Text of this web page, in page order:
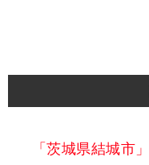
「茨城県結城市」